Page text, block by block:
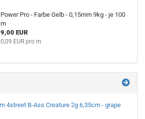
Power Pro - Farbe Gelb - 0,15mm 9kg - je 100
m
9,00 EUR
0,09 EUR pro m